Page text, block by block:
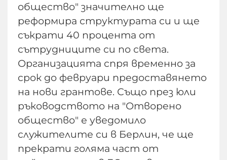
общество" значително ще
реформира структурата си и ще
съкрати 40 процента от
сътрудниците си по света.
Организацията спря временно за
срок до февруари предоставянето
на нови грантове. Също през юли
ръководството на "Отворено
общество" е уведомило
служителите си в Берлин, че ще
прекрати голяма част от